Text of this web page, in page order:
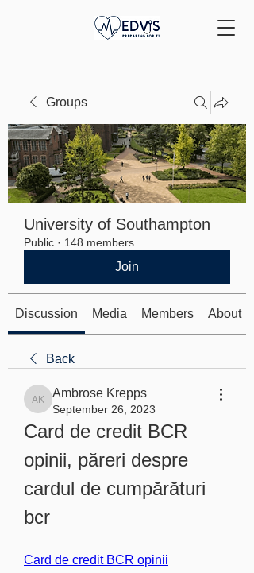
Groups
University of Southampton
Public · 148 members
Join
Discussion Media Members About
Back
Ambrose Krepps
Ambrose Krepps
September 26, 2023
Card de credit BCR
opinii, păreri despre
cardul de cumpărături
bcr
Card de credit BCR opinii